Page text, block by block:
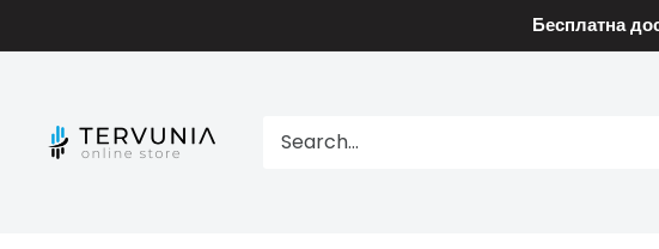
to
Бесплатна
TERVUNIA